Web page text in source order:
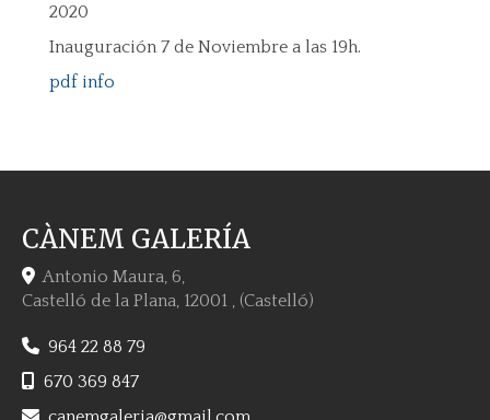
2020
Inauguración 7 de Noviembre a las 19h.
pdf info
CÀNEM GALERÍA
Antonio Maura, 6,
Castelló de la Plana 12001 (Castelló)
964 22 88 79
670 369 847